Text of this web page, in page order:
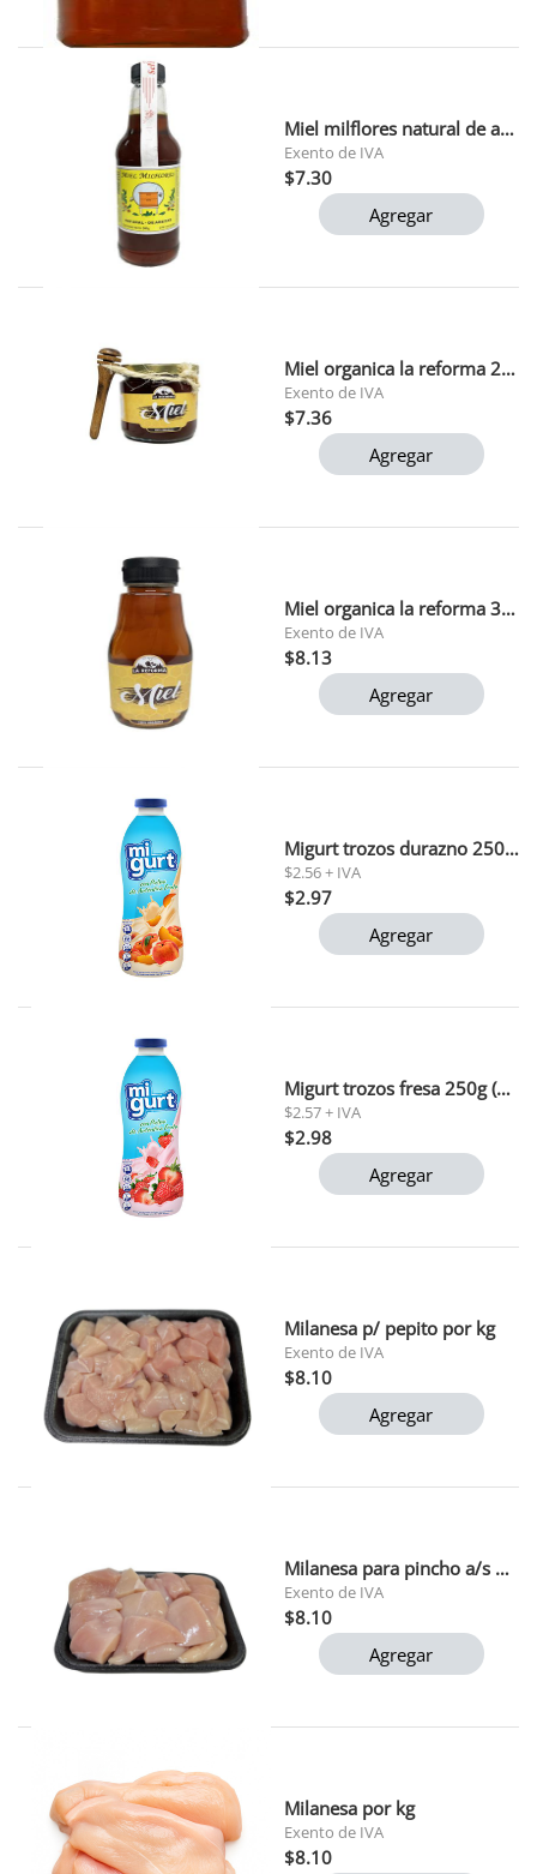
Miel milflores natural de abejas 500 gr
Exento de IVA
$7.30
Agregar
Miel organica la reforma 250 gr
Exento de IVA
$7.36
Agregar
Miel organica la reforma 350 gr
Exento de IVA
$8.13
Agregar
Migurt trozos durazno 250g (y005) polar 1x24
$2.56 + IVA
$2.97
Agregar
Migurt trozos fresa 250g (y004) polar 1x24
$2.57 + IVA
$2.98
Agregar
Milanesa p/ pepito por kg
Exento de IVA
$8.10
Agregar
Milanesa para pincho a/s por kg
Exento de IVA
$8.10
Agregar
Milanesa por kg
Exento de IVA
$8.10